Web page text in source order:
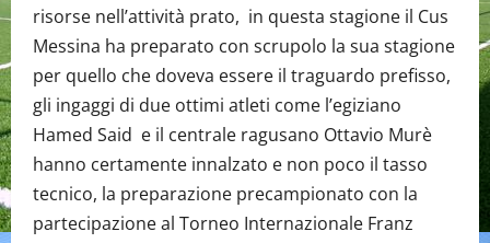
risorse nell’attività prato, in questa stagione il Cus
Messina ha preparato con scrupolo la sua stagione
per quello che doveva essere il traguardo prefisso,
gli ingaggi di due ottimi atleti come l’egiziano
Hamed Said e il centrale ragusano Ottavio Murè
hanno certamente innalzato e non poco il tasso
tecnico, la preparazione precampionato con la
partecipazione al Torneo Internazionale Franz